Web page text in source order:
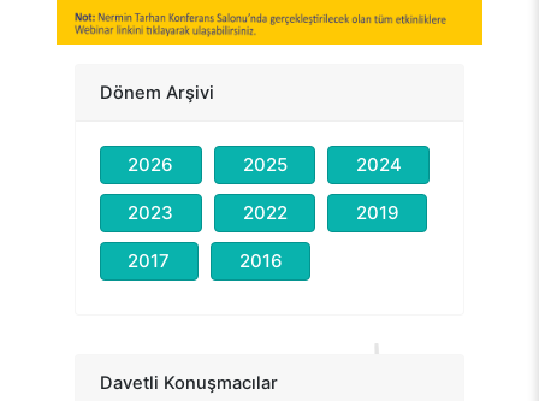
Dönem Arşivi
2026 2025 2024
2023 2022 2019
2017 2016
Davetli Konuşmacılar
Prof. Dr. Howard GARDNER